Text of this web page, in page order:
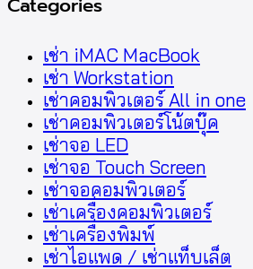
เช่า iMAC MacBook
เช่า Workstation
เช่าคอมพิวเตอร์ All in one
เช่าคอมพิวเตอร์โน้ตบุ๊ค
เช่าจอ LED
เช่าจอ Touch Screen
เช่าจอคอมพิวเตอร์
เช่าเครื่องคอมพิวเตอร์
เช่าเครื่องพิมพ์
เช่าไอแพด / เช่าแท็บเล็ต